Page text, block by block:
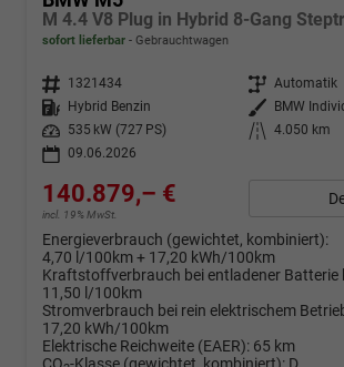
M 4.4 V8 Plug in Hybrid 8-Gang
sofort lieferbar Gebrauchtwagen
Fahrzeugnr. 1321434 Getriebe Automatik
Kraftstoff
Hybrid Benzin Außenfarbe
Leistung
535 kW (727 PS) Kilometerstand
4.050 km
09.06.2026
140.879,– €
incl. 19% MwSt.
Energieverbrauch (gewichtet, kombiniert):
4,70 l/100km + 17,20 kWh/100km
Kraftstoffverbrauch bei entladener Batterie
11,50 l/100km
Stromverbrauch bei rein elektrischem
17,20 kWh/100km
Elektrische Reichweite (EAER): 65 km